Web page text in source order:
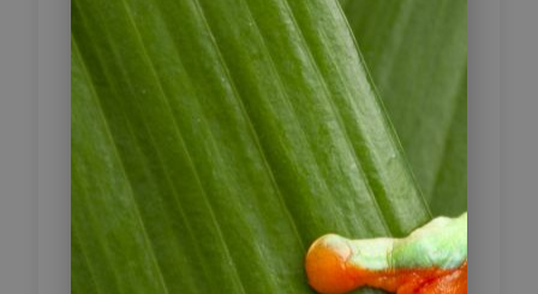
San Pedro de Atacama war einst das
Zentrum der Atacama Zivilisation.
Das Museum Padre le Paige
beherbergt rund 380.000 Exponate
einschließlich Mumien, die in diesem
Gebiet gefunden wurden. Wir
empfehlen Ihnen, am Vormittag oder
Nachmittag den Salar de Atacama zu